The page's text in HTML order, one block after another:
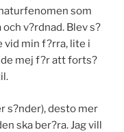
som
v?rdnad. Blev s?
vid min f?rra, lite i
mej f?r att forts?
s?nder), desto mer
ska ber?ra. Jag vill